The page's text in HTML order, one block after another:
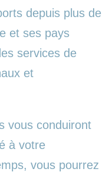
depuis plus de
et ses pays
services de
et
vous conduiront
à votre
vous pourrez